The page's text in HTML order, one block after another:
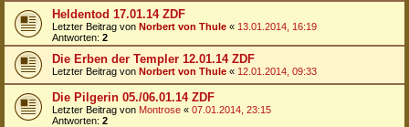
Heldentod 17.01.14 ZDF
Letzter Beitrag von Norbert von Thule « 13.01.2014, 16:19
Antworten: 2
Die Erben der Templer 12.01.14 ZDF
Letzter Beitrag von Norbert von Thule « 12.01.2014, 09:33
Die Pilgerin 05./06.01.14 ZDF
Letzter Beitrag von Montrose « 07.01.2014, 23:15
Antworten: 2